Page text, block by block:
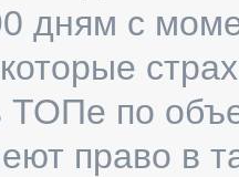
дням с
ТОПе по
право в